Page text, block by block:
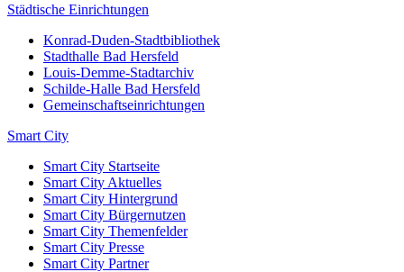
Städtische Einrichtungen
Konrad-Duden-Stadtbibliothek
Stadthalle Bad Hersfeld
Louis-Demme-Stadtarchiv
Schilde-Halle Bad Hersfeld
Gemeinschaftseinrichtungen
Smart City
Smart City Startseite
Smart City Aktuelles
Smart City Hintergrund
Smart City Bürgernutzen
Smart City Themenfelder
Smart City Presse
Smart City Partner